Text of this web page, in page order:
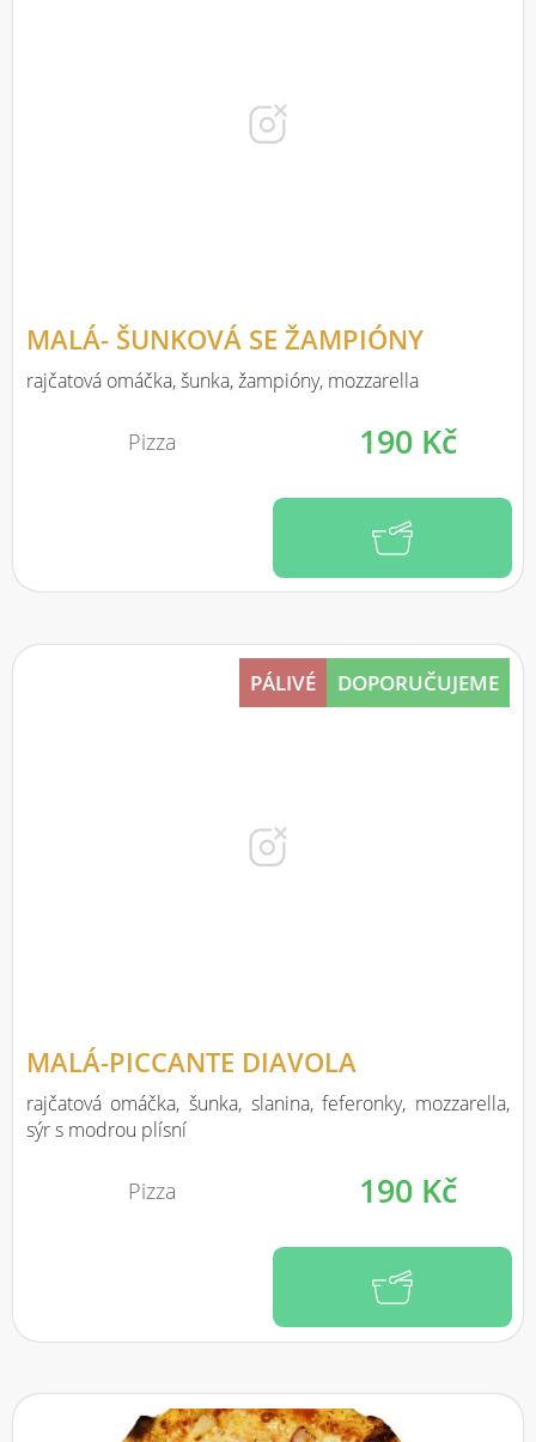
MALÁ- ŠUNKOVÁ SE ŽAMPIÓNY
rajčatová omáčka, šunka, žampióny, mozzarella
Pizza 190 Kč
DOPORUČUJEME
PÁLIVÉ
MALÁ-PICCANTE DIAVOLA
rajčatová omáčka, šunka, slanina, feferonky, mozzarella,
sýr s modrou plísní
Pizza 190 Kč